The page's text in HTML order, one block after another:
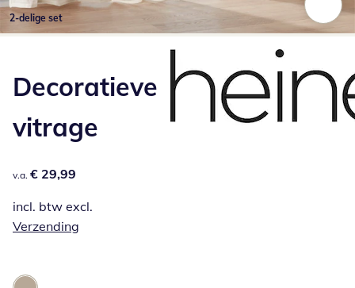
2-delige set
Decoratieve
vitrage
€ 29,99
v.a. € 29,99
incl. btw excl.
Verzending